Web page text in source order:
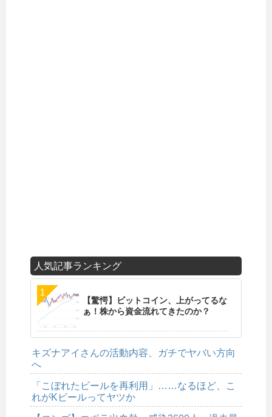
人気記事ランキング
【驚愕】ビットコイン、上がってるな
ぁ！株から資金流れてきたのか？
キズナアイさんの活動内容、ガチでヤバい方向
へ
「こぼれたビールを再利用」……なるほど、こ
れがKビールってヤツか